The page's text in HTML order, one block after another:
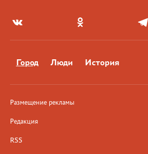
Город Люди История
Размещение рекламы
Редакция
RSS